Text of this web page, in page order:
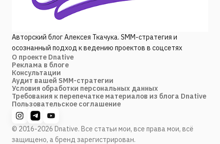
Авторский блог Алексея Ткачука. SMM-стратегия и
осознанный подход к ведению проектов в соцсетях
О проекте Dnative
Реклама в блоге
Консультации
Аудит вашей SMM-стратегии
Условия обработки персональных данных
Требования к перепечатке материалов из блога Dnative
Пользовательское соглашение
© 2016-2026 Dnative. Все статьи мои, все права мои, всё
защищено, а бренд зарегистрирован.